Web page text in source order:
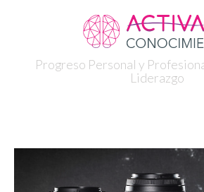
Progreso Personal y
Liderazgo